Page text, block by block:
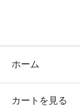
ホーム
カートを見る